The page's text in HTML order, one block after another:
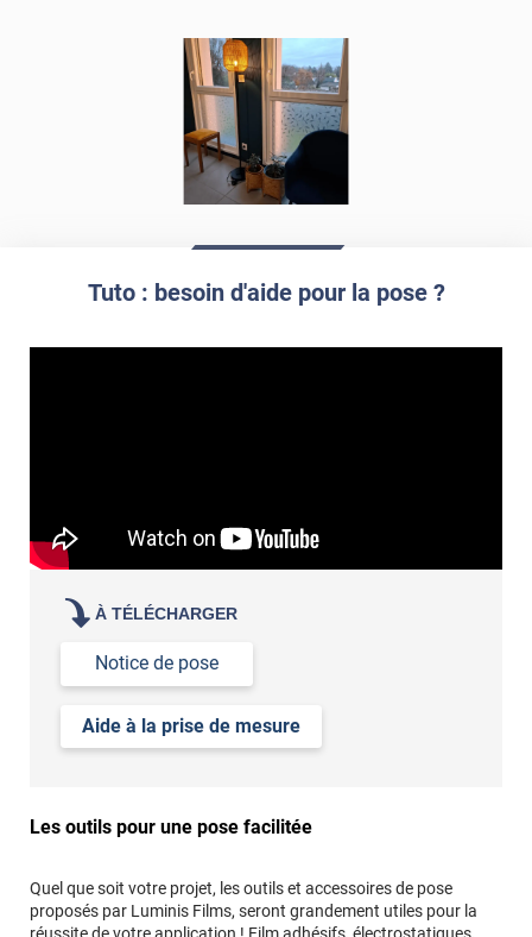
film dépoli teinté
DEPOLI-300i
Tuto : besoin d'aide pour la pose ?
À TÉLÉCHARGER
Notice de pose
Aide à la prise de mesure
Les outils pour une pose facilitée
Quel que soit votre projet, les outils et accessoires de pose
proposés par Luminis Films, seront grandement utiles pour la